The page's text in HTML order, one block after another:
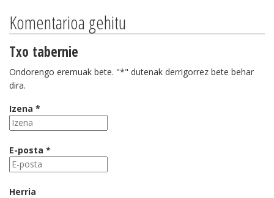
Komentarioa gehitu
Txo tabernie
Ondorengo eremuak bete. "*" dutenak derrigorrez bete behar
dira.
Izena *
E-posta *
Herria